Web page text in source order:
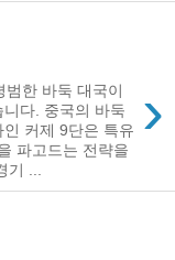
›
한 바둑 대국이
다. 중국의 바둑
커제 9단은 특유
파고드는 전략을
...